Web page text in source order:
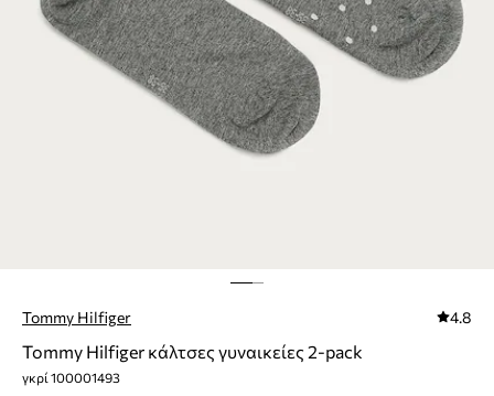
Tommy Hilfiger 4.8
Tommy Hilfiger κάλτσες γυναικείες 2-pack
γκρί 100001493